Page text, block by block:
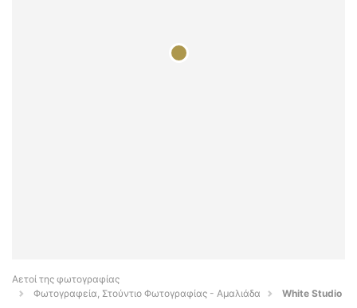
Αετοί της φωτογραφίας
Φωτογραφεία, Στούντιο Φωτογραφίας - Αμαλιάδα
White Studio